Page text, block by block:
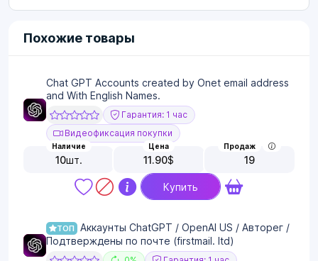
Похожие товары
Chat GPT Accounts created by Onet email address
and With English Names.
Гарантия: 1 час
Видеофиксация покупки
Наличие
10шт.
Цена
11.90$
Продаж
19
Купить
ТОП
Аккаунты ChatGPT / OpenAI US / Авторег /
Подтверждены по почте (firstmail. ltd)